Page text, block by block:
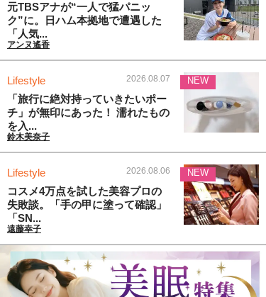
元TBSアナが“一人で猛パニッ
ク”に。日ハム本拠地で遭遇した
「人気...
アンヌ遙香
Lifestyle 2026.08.07
「旅行に絶対持っていきたいポー
チ」が無印にあった！ 濡れたもの
を入...
鈴木美奈子
NEW
Lifestyle 2026.08.06
コスメ4万点を試した美容プロの
失敗談。「手の甲に塗って確認」
「SN...
遠藤幸子
NEW